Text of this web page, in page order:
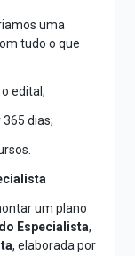
uma
tudo o que
edital;
dias;
um plano
Especialista,
, elaborada por